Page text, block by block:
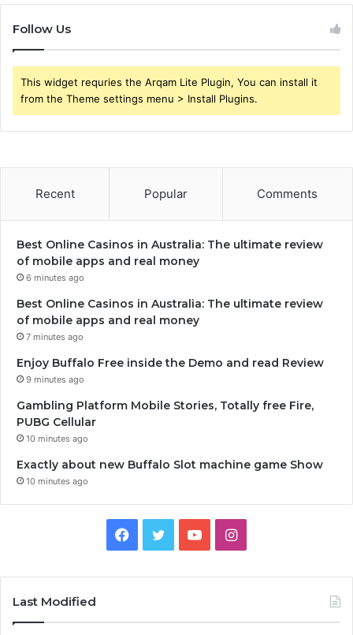
Follow Us
This widget requries the Arqam Lite Plugin, You can install it
from the Theme settings menu > Install Plugins.
Recent Popular Comments
Best Online Casinos in Australia: The ultimate review
of mobile apps and real money
6 minutes ago
Best Online Casinos in Australia: The ultimate review
of mobile apps and real money
7 minutes ago
Enjoy Buffalo Free inside the Demo and read Review
9 minutes ago
Gambling Platform Mobile Stories, Totally free Fire,
PUBG Cellular
10 minutes ago
Exactly about new Buffalo Slot machine game Show
10 minutes ago
Facebook
TwitterYouTubeInstagram
Last Modified